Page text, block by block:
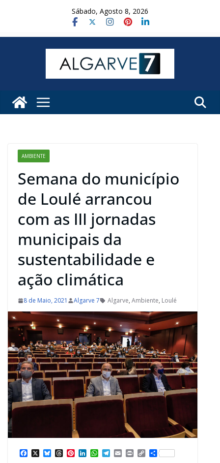
Sábado, Agosto 8, 2026
AMBIENTE
Semana do município
de Loulé arrancou
com as III jornadas
municipais da
sustentabilidade e
ação climática
8 de Maio, 2021 Algarve 7 Algarve, Ambiente, Loulé
X B T P L W T E P C S